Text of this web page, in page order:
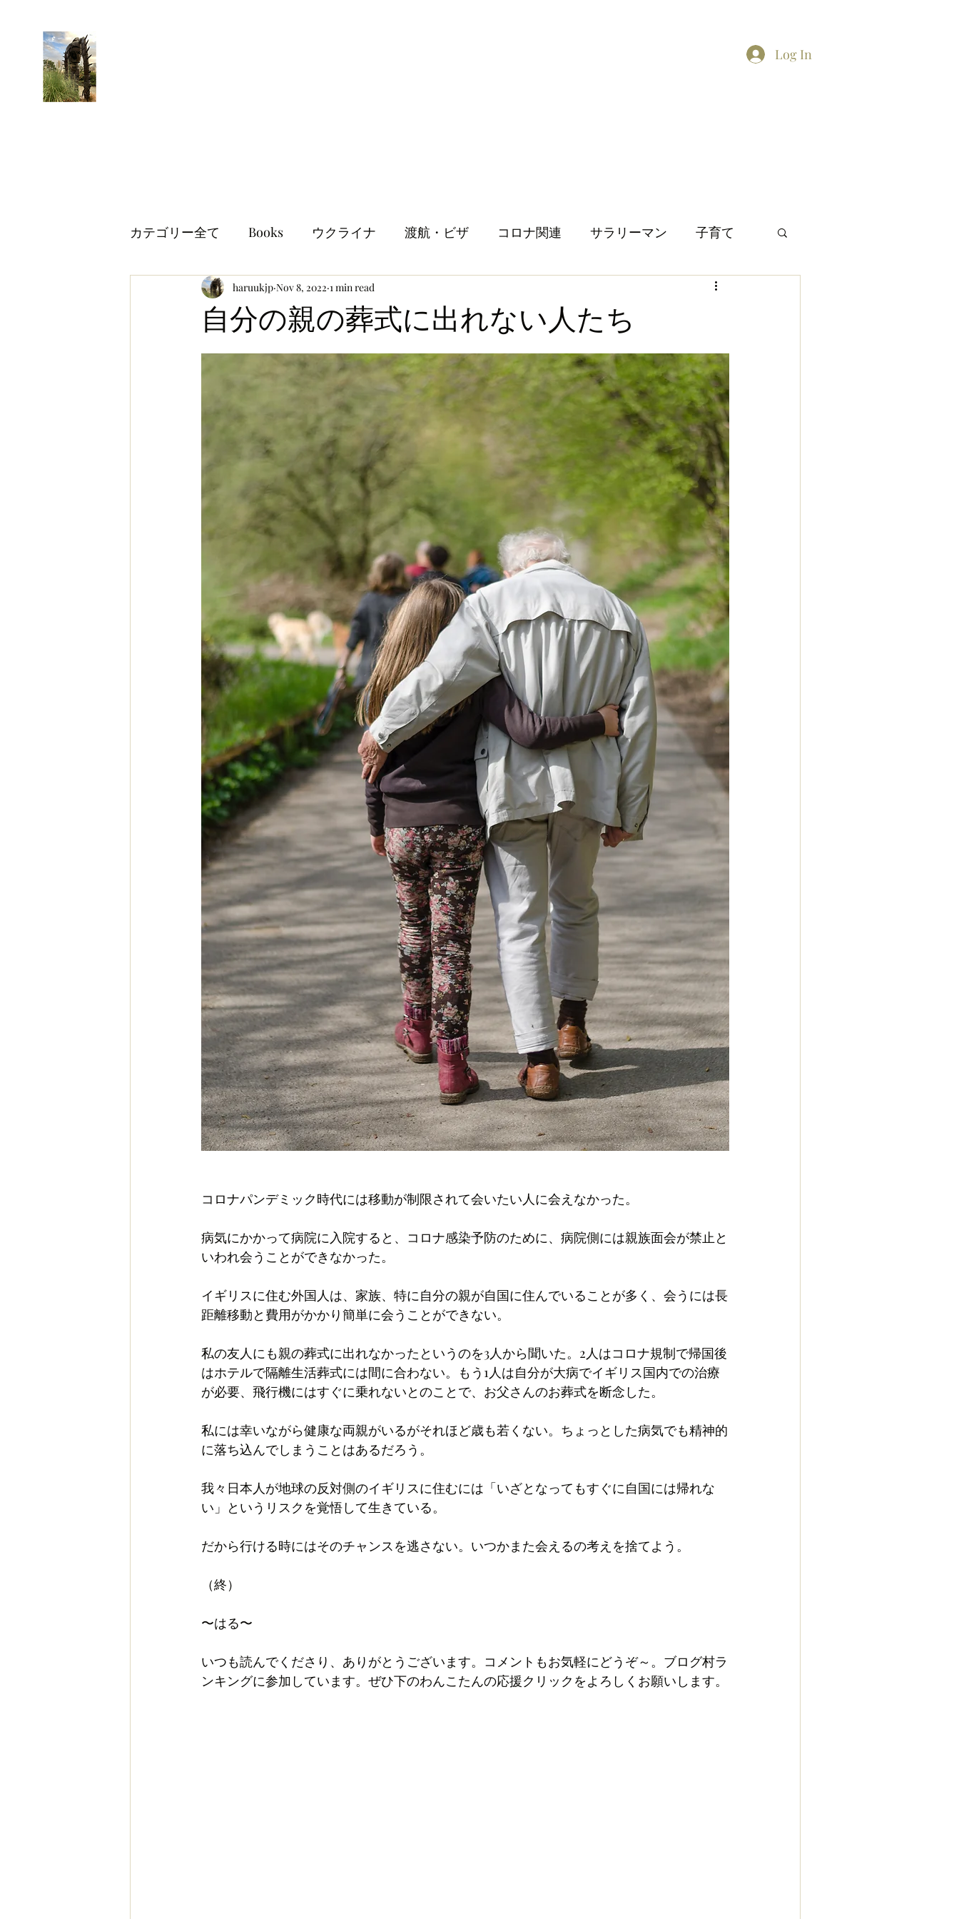
About Contact
Log In
カテゴリー全て Books ウクライナ 渡航・ビザ コロナ関連 サラリーマン 子育て
世界情勢 イギリス生活 健康 日本文化
自分の親の葬式に出れない人たち
haruukjp Nov 8, 2022 1 min read
コロナパンデミック時代には移動が制限されて会いたい人に会えなかった。
病気にかかって病院に入院すると、コロナ感染予防のために、病院側には親族面会が禁止と
いわれ会うことができなかった。
イギリスに住む外国人は、家族、特に自分の親が自国に住んでいることが多く、会うには長
距離移動と費用がかかり簡単に会うことができない。
私の友人にも親の葬式に出れなかったというのを3人から聞いた。2人はコロナ規制で帰国後
はホテルで隔離生活葬式には間に合わない。もう1人は自分が大病でイギリス国内での治療
が必要、飛行機にはすぐに乗れないとのことで、お父さんのお葬式を断念した。
私には幸いながら健康な両親がいるがそれほど歳も若くない。ちょっとした病気でも精神的
に落ち込んでしまうことはあるだろう。
我々日本人が地球の反対側のイギリスに住むには「いざとなってもすぐに自国には帰れな
い」というリスクを覚悟して生きている。
だから行ける時にはそのチャンスを逃さない。いつかまた会えるの考えを捨てよう。
（終）
〜はる〜
いつも読んでくださり、ありがとうございます。コメントもお気軽にどうぞ～。ブログ村ラ
ンキングに参加しています。ぜひ下のわんこたんの応援クリックをよろしくお願いします。